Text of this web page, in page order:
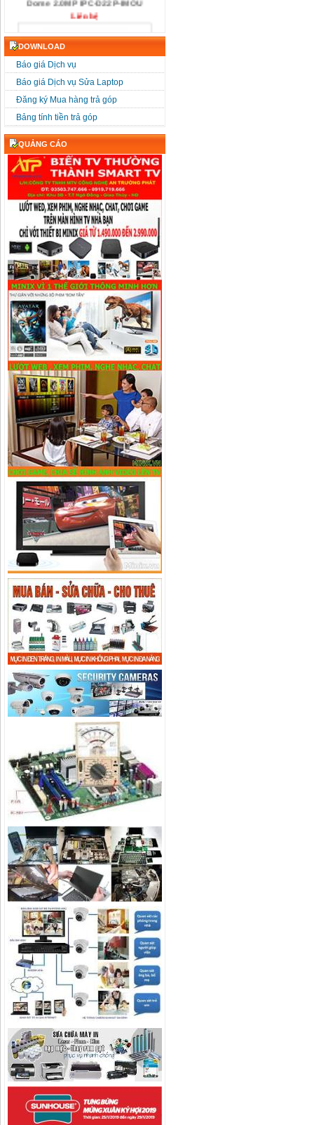
Camera IP Wifi Dome 4.0MP IPC-
D42P-IMOU
Camera IP Wifi 4.0MP IPC-G42P-
IMOU
Liên hệ
Camera IP Wifi 2.0MP IPC-G22P-
IMOU
Liên hệ
Camera IP Wifi 2.0MP IPC-
C22EP-IMOU giá rẻ, chính hãng
Liên hệ
DOWNLOAD
Báo giá Dịch vụ
Báo giá Dịch vụ Sửa Laptop
Đăng ký Mua hàng trả góp
Bảng tính tiền trả góp
QUẢNG CÁO